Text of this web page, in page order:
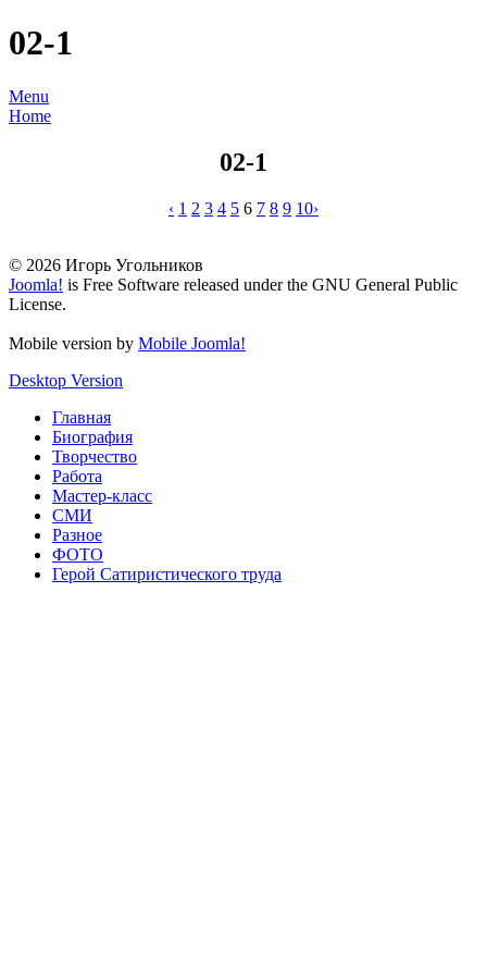
02-1
Menu
Home
02-1
‹ 1 2 3 4 5 6 7 8 9 10›
© 2026 Игорь Угольников
Joomla! is Free Software released under the GNU General Public
License.
Mobile version by Mobile Joomla!
Desktop Version
Главная
Биография
Творчество
Работа
Мастер-класс
СМИ
Разное
ФОТО
Герой Сатиристического труда